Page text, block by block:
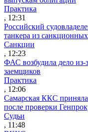
Практика
, 12:31
Российский
танкера из
Санкции
, 12:23
ФАС возбудила дело из-
заемщиков
Практика
, 12:06
Самарская ККС
после проверки
Судьи
, 11:48